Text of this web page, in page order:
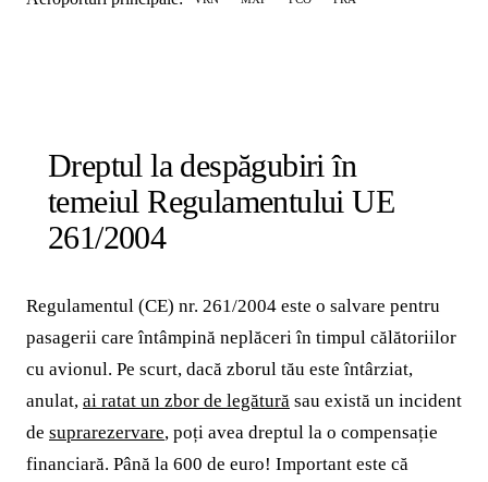
Dreptul la despăgubiri în
temeiul Regulamentului UE
261/2004
Regulamentul (CE) nr. 261/2004 este o salvare pentru
pasagerii care întâmpină neplăceri în timpul călătoriilor
cu avionul. Pe scurt, dacă zborul tău este întârziat,
anulat, ai ratat un zbor de legătură sau există un incident
de suprarezervare, poți avea dreptul la o compensație
financiară. Până la 600 de euro! Important este că